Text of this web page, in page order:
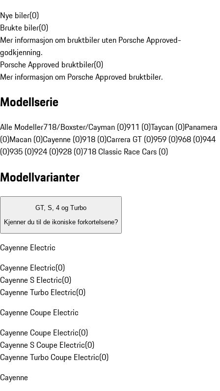
Nye biler(0)
Brukte biler(0)
Mer informasjon om bruktbiler uten Porsche Approved-
godkjenning.
Porsche Approved bruktbiler(0)
Mer informasjon om Porsche Approved bruktbiler.
Modellserie
Alle Modeller718/Boxster/Cayman (0)911 (0)Taycan (0)Panamera
(0)Macan (0)Cayenne (0)918 (0)Carrera GT (0)959 (0)968 (0)944
(0)935 (0)924 (0)928 (0)718 Classic Race Cars (0)
Modellvarianter
GT, S, 4 og Turbo
Kjenner du til de ikoniske forkortelsene?
Cayenne Electric
Cayenne Electric(0)
Cayenne S Electric(0)
Cayenne Turbo Electric(0)
Cayenne Coupe Electric
Cayenne Coupe Electric(0)
Cayenne S Coupe Electric(0)
Cayenne Turbo Coupe Electric(0)
Cayenne